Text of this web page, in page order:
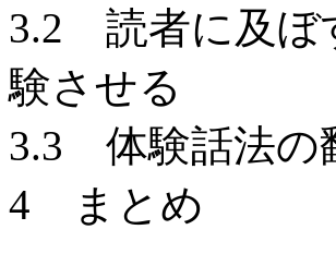
3.2 読者に及ぼ
験させる
3.3 体験話法の
4 まとめ